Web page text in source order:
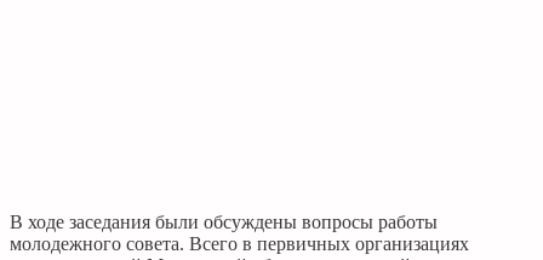
В ходе заседания были обсуждены вопросы работы
молодежного совета. Всего в первичных организациях